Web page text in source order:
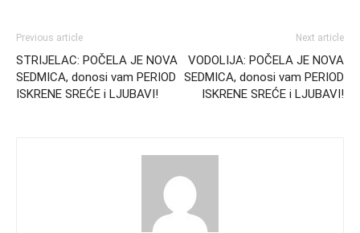
Previous article
STRIJELAC: POČELA JE NOVA
SEDMICA, donosi vam PERIOD
ISKRENE SREĆE i LJUBAVI!
Next article
VODOLIJA: POČELA JE NOVA
SEDMICA, donosi vam PERIOD
ISKRENE SREĆE i LJUBAVI!